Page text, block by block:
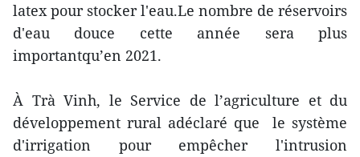
latex pour stocker l'eau.Le nombre de réservoirs
d'eau douce cette année sera plus
importantqu’en 2021.
À Trà Vinh, le Service de l’agriculture et du
développement rural adéclaré que le système
d'irrigation pour empêcher l'intrusion